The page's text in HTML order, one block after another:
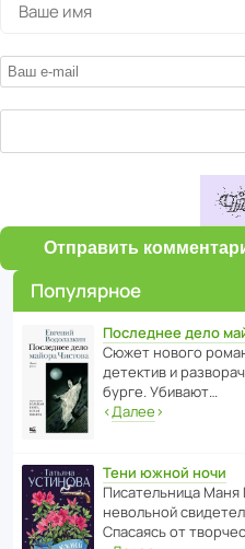
Отправить
Популярное
Последнее дело
Сюжет нового
дете­ктив и
бурге. Убивают…
‹Далее›
Тени южной ночи
Писа­тель­ница Маня
невольной
Спасаясь от